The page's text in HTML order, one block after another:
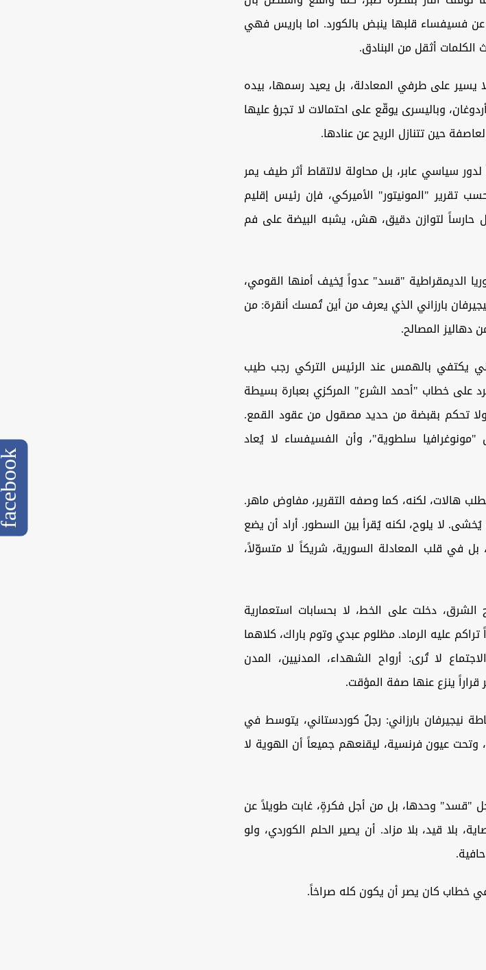
فسيفساء قلبها ينبض بالكورد. اما باريس فهي
أثقل من البنادق.
يسير على طرفي المعادلة، بل يعيد رسمها، بيده
وباليسرى يوقّع على احتمالات لا تجرؤ عليها
حين تتنازل الريح عن عنادها.
سياسي عابر، بل محاولة لالتقاط أثر طيف يمر
تقرير "المونيتور" الأميركي، فإن رئيس إقليم
حارساً لتوازن دقيق، هش، يشبه البيضة على فم
الديمقراطية "قسد" عدواً يُخيف أمنها القومي،
بارزاني الذي يعرف من أين تُمسك أنقرة: من
دهاليز المصالح.
يكتفي بالهمس عند الرئيس التركي رجب طيب
على خطاب "أحمد الشرع" المركزي بعبارة بسيطة
ولا تحكم بقبضة من حديد مصقول من عقود القمع.
سلطوية"، وأن الفسيفساء لا يُعاد
هالات، لكنه، كما وصفه التقرير، مفاوض ماهر.
لا يلوح، لكنه يُقرأ بين السطور. أراد أن يضع
قلب المعادلة السورية، شريكاً لا متسوّلاً،
دخلت على الخط، لا بحسابات استعمارية
عليه الرماد. مظلوم عبدي وتوم باراك، كلاهما
لا تُرى: أرواح الشهداء، المدنيين، المدن
قراراً ينزع عنها صفة المؤقت.
نيجيرفان بارزاني: رجلٌ كوردستاني، يتوسط في
عيون فرنسية، ليقنعهم جميعاً أن الهوية لا
"قسد" وحدها، بل من أجل فكرةٍ، غابت طويلاً عن
بلا قيد، بلا مزاد. أن يصير الحلم الكوردي، ولو
خطاب كان يصر أن يكون كله صراخاً.